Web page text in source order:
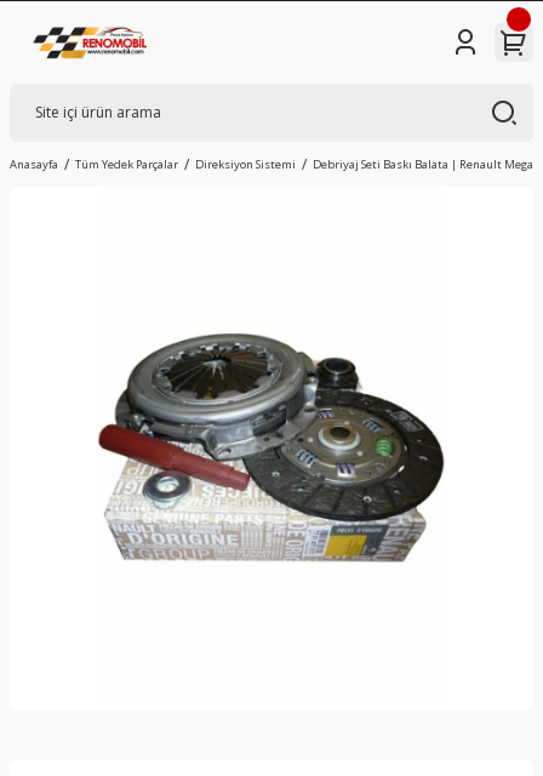
Anasayfa Tüm Yedek Parçalar Direksiyon Sistemi Debriyaj Seti Baskı Balata | Renault